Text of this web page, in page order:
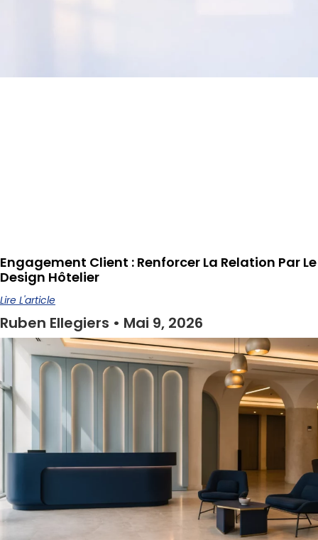
Engagement Client : Renforcer La Relation Par Le
Design Hôtelier
Lire L'article
Ruben Ellegiers Mai 9, 2026